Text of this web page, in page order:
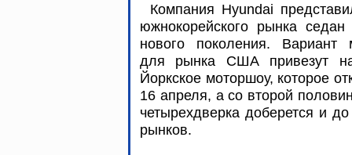
Компания Hyundai
южнокорейского рынка седан
нового поколения. Вариант
для рынка США привезут
Йоркское моторшоу, которое
16 апреля, а со второй
четырехдверка доберется и до
рынков.